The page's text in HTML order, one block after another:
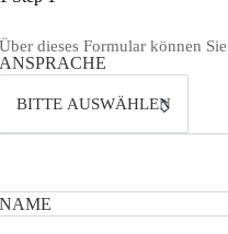
Über dieses Formular können
ANSPRACHE
NAME